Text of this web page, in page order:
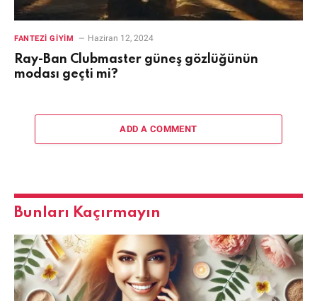
FANTEZI GIYIM Haziran 12, 2024
Ray-Ban Clubmaster güneş gözlüğünün
modası geçti mi?
ADD A COMMENT
Bunları Kaçırmayın